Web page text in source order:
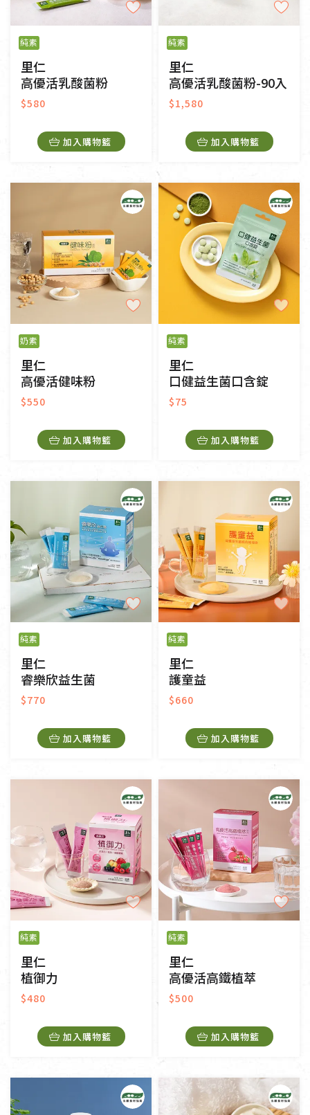
純素
里仁
高優活乳酸菌粉
$580
加入購物籃
純素
里仁
高優活乳酸菌粉-90入
$1,580
加入購物籃
奶素
里仁
高優活健味粉
$550
加入購物籃
純素
里仁
口健益生菌口含錠
$75
加入購物籃
純素
里仁
睿樂欣益生菌
$770
加入購物籃
純素
里仁
護童益
$660
加入購物籃
純素
里仁
植御力
$480
加入購物籃
純素
里仁
高優活高鐵植萃
$500
加入購物籃